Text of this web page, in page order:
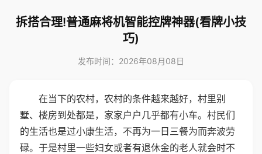
拆搭合理!普通麻将机智能控牌神器(看牌小技
巧)
发布时间：2026年08月08日
在当下的农村，农村的条件越来越好，村里别
墅、楼房到处都是，家家户户几乎都有小车。村民们
的生活也是过小康生活，不再为一日三餐为而奔波劳
碌。于是村里一些妇女或者有退休金的老人就会时不